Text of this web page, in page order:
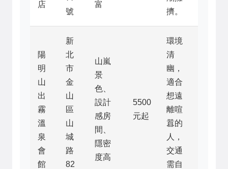
店
號
富
擠。
陽
明
山
出
霧
溫
泉
會
館
新
北
市
金
山
區
山
城
路
82
山嵐
景
色、
設計
感房
間、
隱密
度高
5500
元起
環境
清
幽，
適合
想遠
離喧
囂的
人，
交通
需自